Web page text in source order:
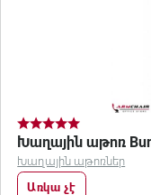
Խաղային աթոռ
Խաղային աթոռներ
Առկա չէ